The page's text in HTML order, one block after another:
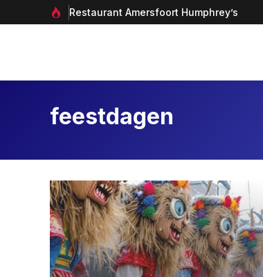
naar
Restaurant Amersfoort Humphrey’s
feestdagen